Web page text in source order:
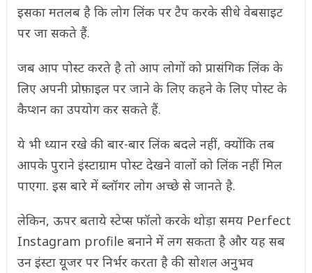
इसका मतलब है कि लोग लिंक पर टैप करके सीधे वेबसाइट
पर जा सकते हैं.
जब आप पोस्ट करते है तो आप लोगों को प्रासंगिक लिंक के
लिए अपनी प्रोफ़ाइल पर जाने के लिए कहने के लिए पोस्ट के
कैप्शन का उपयोग कर सकते हैं.
ये भी ध्यान रखे की बार-बार लिंक बदले नहीं, क्योंकि तब
आपके पुराने इंस्टाग्राम पोस्ट देखने वालों को लिंक नहीं मिल
पाएगा. इस बारे में ब्लॉगर लोग अच्छे से जानते है.
लेकिन, ऊपर बताये स्टेप्स फॉलो करके थोड़ा समय Perfect
Instagram profile बनाने में लग सकता है और यह सब
उन इंस्टा यूजर पर निर्भर करता है की सोशल अनुभव